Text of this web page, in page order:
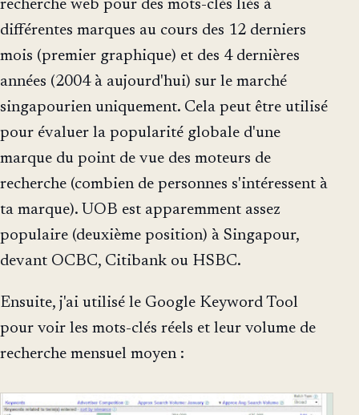
recherche web pour des mots-clés liés à
différentes marques au cours des 12 derniers
mois (premier graphique) et des 4 dernières
années (2004 à aujourd'hui) sur le marché
singapourien uniquement. Cela peut être utilisé
pour évaluer la popularité globale d'une
marque du point de vue des moteurs de
recherche (combien de personnes s'intéressent à
ta marque). UOB est apparemment assez
populaire (deuxième position) à Singapour,
devant OCBC, Citibank ou HSBC.
Ensuite, j'ai utilisé le Google Keyword Tool
pour voir les mots-clés réels et leur volume de
recherche mensuel moyen :